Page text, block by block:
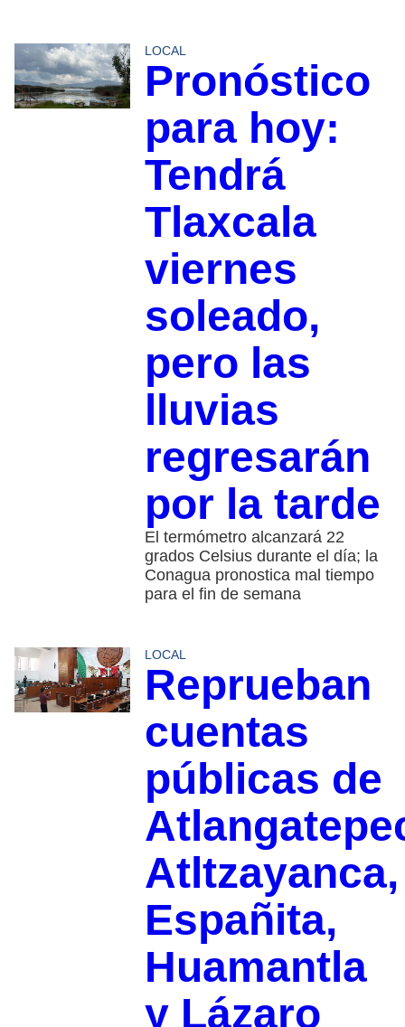
LOCAL
Pronóstico
para hoy:
Tendrá
Tlaxcala
viernes
soleado,
pero las
lluvias
regresarán
por la tarde
El termómetro alcanzará 22
grados Celsius durante el día; la
Conagua pronostica mal tiempo
para el fin de semana
LOCAL
Reprueban
cuentas
públicas de
Atltzayanca,
Españita,
Huamantla
y Lázaro